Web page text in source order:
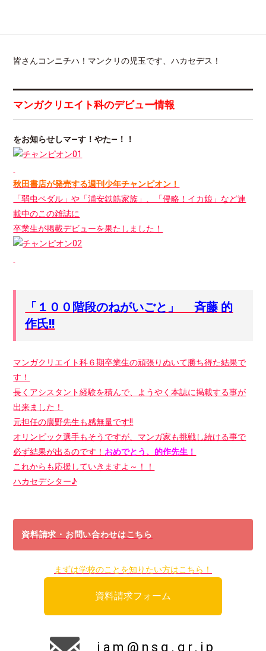
皆さんコンニチハ！マンクリの児玉です、ハカセデス！
マンガクリエイト科のデビュー情報
をお知らせしマ―す！やた―！！
秋田書店が発売する週刊少年チャンピオン！
「弱虫ペダル」や「浦安鉄筋家族」、「侵略！イカ娘」など連
載中のこの雑誌に
卒業生が掲載デビューを果たしました！
「１００階段のねがいごと」 斉藤 的
作氏!!
マンガクリエイト科６期卒業生の頑張りぬいて勝ち得た結果で
す！
長くアシスタント経験を積んで、ようやく本誌に掲載する事が
出来ました！
元担任の廣野先生も感無量です!!
オリンピック選手もそうですが、マンガ家も挑戦し続ける事で
必ず結果が出るのです！ おめでとう、的作先生！
これからも応援していきますよ～！！
ハカセデシター♪
資料請求・お問い合わせはこちら
まずは学校のことを知りたい方はこちら！
資料請求フォーム
jam@nsg.gr.jp